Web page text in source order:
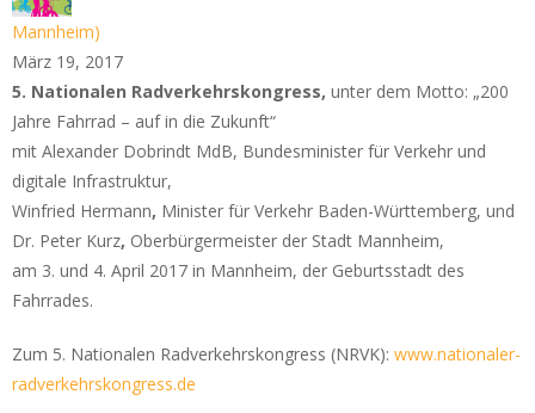
Mannheim)
März 19, 2017
5. Nationalen Radverkehrskongress, unter dem Motto: „200
Jahre Fahrrad – auf in die Zukunft“
mit Alexander Dobrindt MdB, Bundesminister für Verkehr und
digitale Infrastruktur,
Winfried Hermann, Minister für Verkehr Baden-Württemberg, und
Dr. Peter Kurz, Oberbürgermeister der Stadt Mannheim,
am 3. und 4. April 2017 in Mannheim, der Geburtsstadt des
Fahrrades.
Zum 5. Nationalen Radverkehrskongress (NRVK): www.nationaler-
radverkehrskongress.de